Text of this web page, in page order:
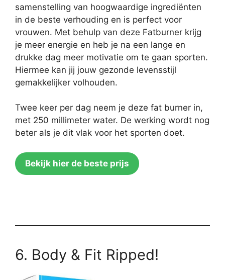
samenstelling van hoogwaardige ingrediënten
in de beste verhouding en is perfect voor
vrouwen. Met behulp van deze Fatburner krijg
je meer energie en heb je na een lange en
drukke dag meer motivatie om te gaan sporten.
Hiermee kan jij jouw gezonde levensstijl
gemakkelijker volhouden.
Twee keer per dag neem je deze fat burner in,
met 250 millimeter water. De werking wordt nog
beter als je dit vlak voor het sporten doet.
Bekijk hier de beste prijs
6. Body & Fit Ripped!